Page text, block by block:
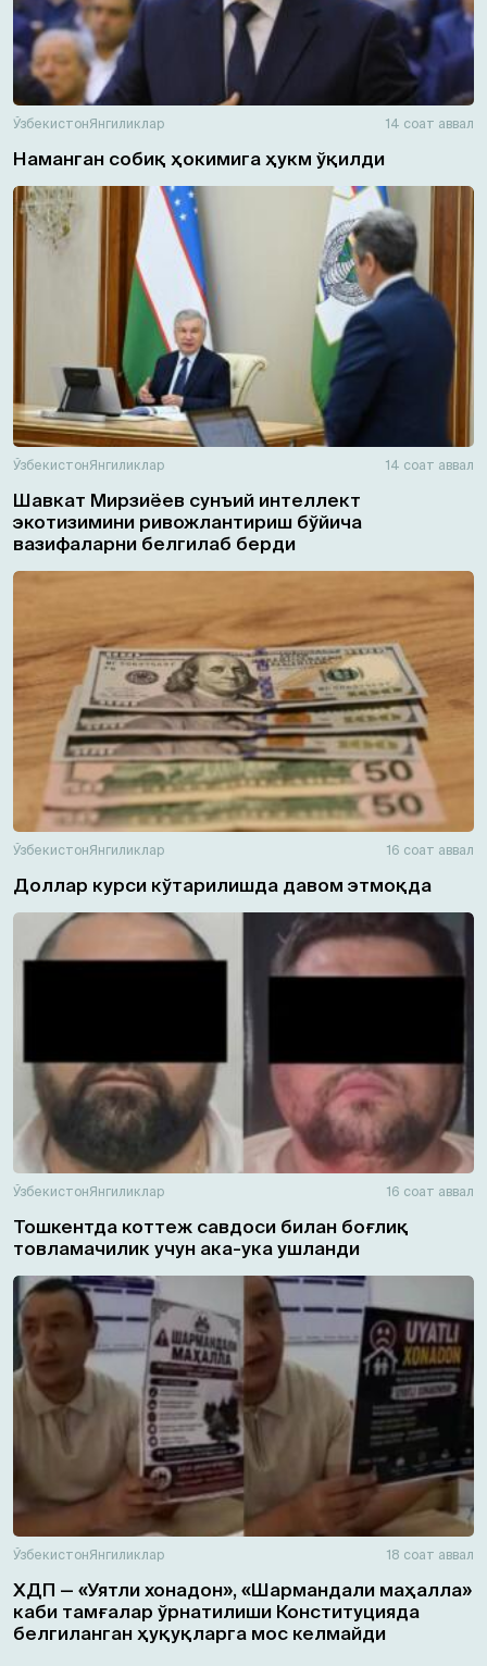
ЎзбекистонЯнгиликлар 14 соат аввал
Наманган собиқ ҳокимига ҳукм ўқилди
ЎзбекистонЯнгиликлар 14 соат аввал
Шавкат Мирзиёев сунъий интеллект
экотизимини ривожлантириш бўйича
вазифаларни белгилаб берди
ЎзбекистонЯнгиликлар 16 соат аввал
Доллар курси кўтарилишда давом этмоқда
ЎзбекистонЯнгиликлар 16 соат аввал
Тошкентда коттеж савдоси билан боғлиқ
товламачилик учун ака-ука ушланди
ЎзбекистонЯнгиликлар 18 соат аввал
ХДП — «Уятли хонадон», «Шармандали маҳалла»
каби тамғалар ўрнатилиши Конституцияда
белгиланган ҳуқуқларга мос келмайди